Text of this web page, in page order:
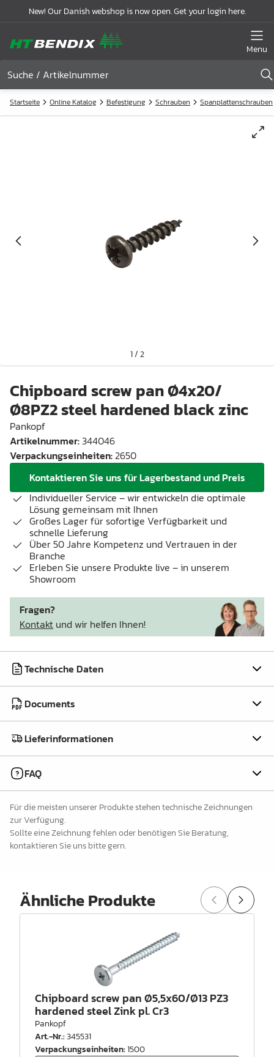
New! Our Danish webshop is now open. Get your login here.
Menu
Startseite Online Katalog Befestigung Schrauben Spanplattenschrauben
1/2
Chipboard screw pan Ø4x20/
Ø8PZ2 steel hardened black zinc
Pankopf
Artikelnummer:344046
Verpackungseinheiten:2650
Kontaktieren Sie uns für Lagerbestand und Preis
Individueller Service – wir entwickeln die optimale
Lösung gemeinsam mit Ihnen
Großes Lager für sofortige Verfügbarkeit und
schnelle Lieferung
Über 50 Jahre Kompetenz und Vertrauen in der
Branche
Erleben Sie unsere Produkte live – in unserem
Showroom
Fragen?
Kontakt und wir helfen Ihnen!
Technische Daten
Documents
Lieferinformationen
FAQ
Für die meisten unserer Produkte stehen technische Zeichnungen
zur Verfügung.
Sollte eine Zeichnung fehlen oder benötigen Sie Beratung,
kontaktieren Sie uns bitte gern.
Ähnliche Produkte
Chipboard screw pan Ø5,5x60/Ø13 PZ3
hardened steel Zink pl. Cr3
Pankopf
Art.-Nr.:345531
Verpackungseinheiten:1500